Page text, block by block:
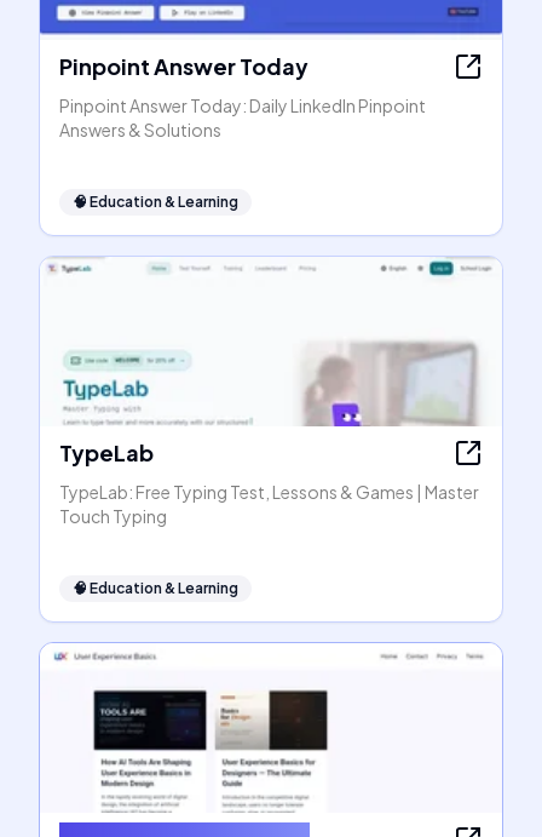
Pinpoint Answer Today
Pinpoint Answer Today: Daily LinkedIn Pinpoint
Answers & Solutions
🧠 Education & Learning
TypeLab
TypeLab: Free Typing Test, Lessons & Games | Master
Touch Typing
🧠 Education & Learning